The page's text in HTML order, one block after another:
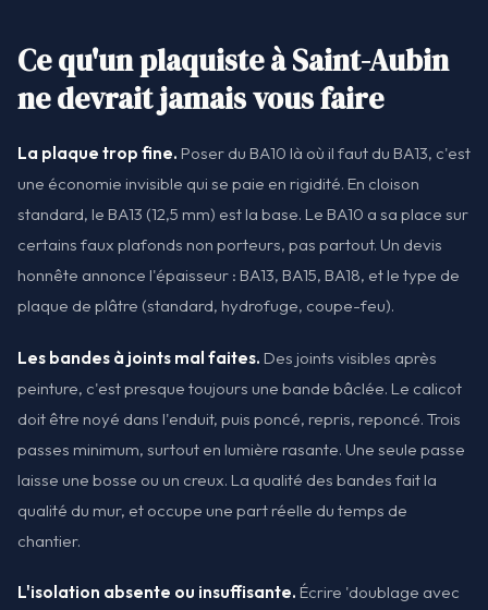
Ce qu'un plaquiste à Saint-Aubin
ne devrait jamais vous faire
La plaque trop fine. Poser du BA10 là où il faut du BA13, c'est
une économie invisible qui se paie en rigidité. En cloison
standard, le BA13 (12,5 mm) est la base. Le BA10 a sa place sur
certains faux plafonds non porteurs, pas partout. Un devis
honnête annonce l'épaisseur : BA13, BA15, BA18, et le type de
plaque de plâtre (standard, hydrofuge, coupe-feu).
Les bandes à joints mal faites. Des joints visibles après
peinture, c'est presque toujours une bande bâclée. Le calicot
doit être noyé dans l'enduit, puis poncé, repris, reponcé. Trois
passes minimum, surtout en lumière rasante. Une seule passe
laisse une bosse ou un creux. La qualité des bandes fait la
qualité du mur, et occupe une part réelle du temps de
chantier.
L'isolation absente ou insuffisante. Écrire 'doublage avec